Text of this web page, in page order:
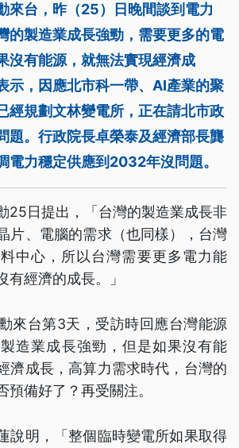
來台，昨（25）日晚間談到電力
的製造業成長強勁，需要更多的電
沒有能源，就無法實現經濟成
示，因應北市科一帶、AI產業的聚
經規劃文林變電所，正在請北市政
題。行政院長卓榮泰及經濟部長龔
電力穩定供應到2032年沒問題。
25日提出，「台灣的製造業成長非
片、電腦的需求（也同樣），台灣
中心，所以台灣需要更多電力能
有經濟的成長。」
來台第3天，受訪時回應台灣能源
造業成長強勁，但是如果沒有能
濟成長，高算力需求時代，台灣的
預備好了？再受關注。
說明，「整個臨時變電所如果取得